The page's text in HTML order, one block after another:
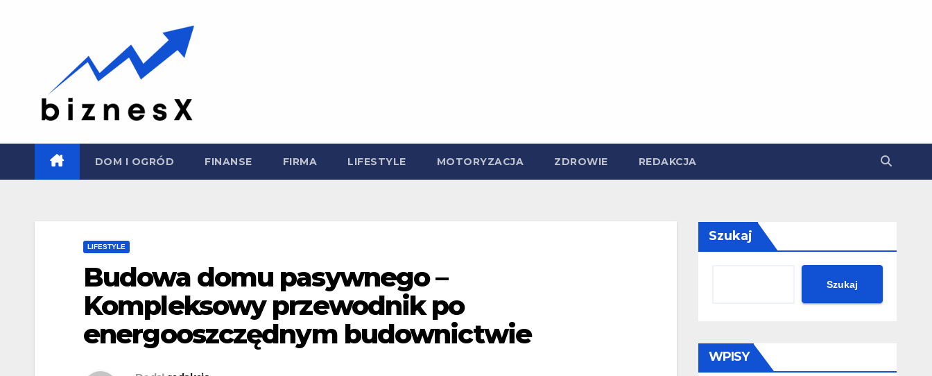
DOM I OGRÓD FINANSE FIRMA LIFESTYLE MOTORYZACJA ZDROWIE REDAKCJA
LIFESTYLE
Budowa domu pasywnego –
Kompleksowy przewodnik po
energooszczędnym budownictwie
Szukaj
Szukaj
WPISY